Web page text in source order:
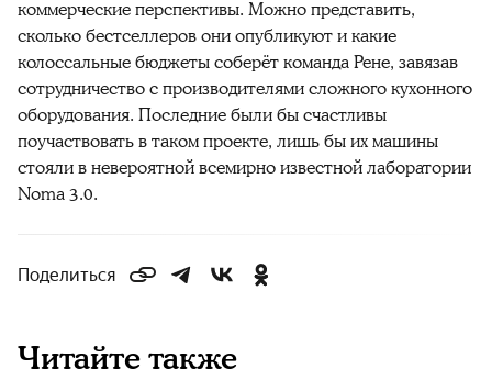
коммерческие перспективы. Можно представить,
сколько бестселлеров они опубликуют и какие
колоссальные бюджеты соберёт команда Рене, завязав
сотрудничество с производителями сложного кухонного
оборудования. Последние были бы счастливы
поучаствовать в таком проекте, лишь бы их машины
стояли в невероятной всемирно известной лаборатории
Noma 3.0.
Поделиться
Читайте также